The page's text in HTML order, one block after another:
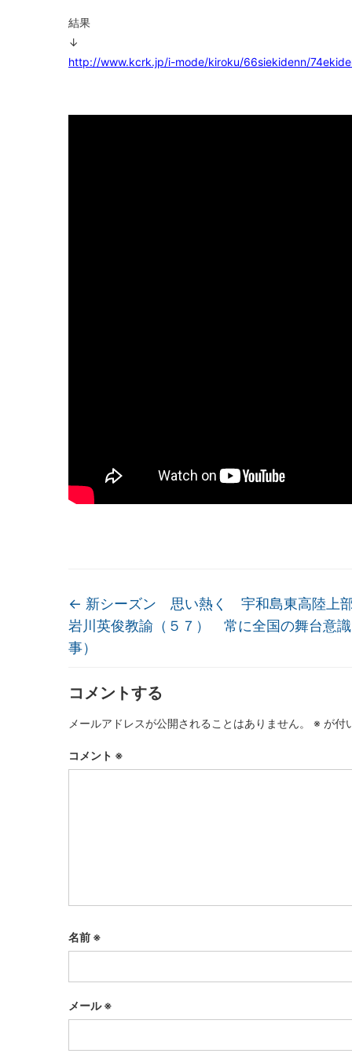
結果
↓
http://www.kcrk.jp/i-mode/kiroku/66siekidenn/
← 新シーズン 思い熱く 宇和島東高陸上
岩川英俊教諭（５７） 常に全国の舞台意
事）
コメントする
メールアドレスが公開されることはありません。 ※ が付
コメント ※
名前 ※
メール※